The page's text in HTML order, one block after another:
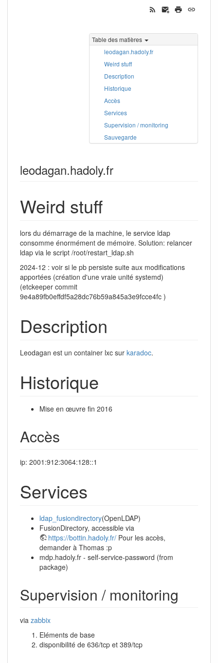
Table des matières
leodagan.hadoly.fr
Weird stuff
Description
Historique
Accès
Services
Supervision / monitoring
Sauvegarde
leodagan.hadoly.fr
Weird stuff
lors du démarrage de la machine, le service ldap
consomme énormément de mémoire. Solution: relancer
ldap via le script /root/restart_ldap.sh
2024-12 : voir si le pb persiste suite aux modifications
apportées (création d'une vraie unité systemd)
(etckeeper commit
9e4a89fb0effdf5a28dc76b59a845a3e9fcce4fc )
Description
Leodagan est un container lxc sur karadoc.
Historique
Mise en œuvre fin 2016
Accès
ip: 2001:912:3064:128::1
Services
ldap_fusiondirectory(OpenLDAP)
FusionDirectory, accessible via
https://bottin.hadoly.fr/ Pour les accès,
demander à Thomas :p
mdp.hadoly.fr - self-service-password (from
package)
Supervision / monitoring
via zabbix
Eléments de base
disponibilité de 636/tcp et 389/tcp